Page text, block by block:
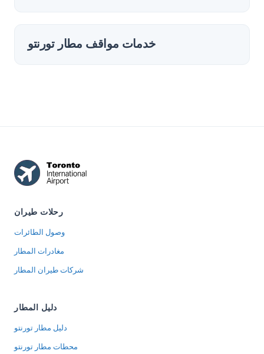
خدمات مواقف مطار تورنتو
رحلات طيران
وصول الطائرات
مغادرات المطار
شركات طيران المطار
دليل المطار
دليل مطار تورنتو
محطات مطار تورنتو